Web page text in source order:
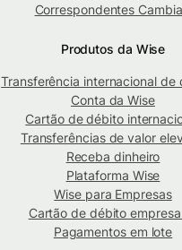
Correspondentes
Produtos da Wise
Transferência internacional de
Conta da Wise
Cartão de débito
Transferências de valor
Receba dinheiro
Plataforma Wise
Wise para Empresas
Cartão de débito
Pagamentos em lote